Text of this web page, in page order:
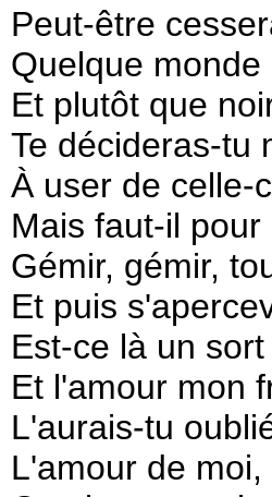
Peut-être
Quelque
Et plutôt que
Te décideras-tu
À user de celle-
Mais faut-il
Gémir, gémir,
Et puis
Est-ce là un
Et l'amour mon
L'aurais-tu
L'amour de